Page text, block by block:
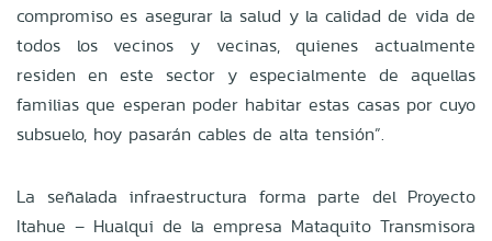
compromiso es asegurar la salud y la calidad de vida de
todos los vecinos y vecinas, quienes actualmente
residen en este sector y especialmente de aquellas
familias que esperan poder habitar estas casas por cuyo
subsuelo, hoy pasarán cables de alta tensión”.
La señalada infraestructura forma parte del Proyecto
Itahue – Hualqui de la empresa Mataquito Transmisora